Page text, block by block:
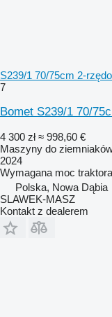
S239/1 70/75cm 2-
7
Bomet S239/1 70/
4 300 zł ≈ 998,60 €
Maszyny do
2024
Wymagana moc traktora
Polska, Nowa Dąbia
SLAWEK-MASZ
Kontakt z dealerem